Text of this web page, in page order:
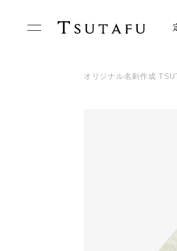
オリジナル名刺作成